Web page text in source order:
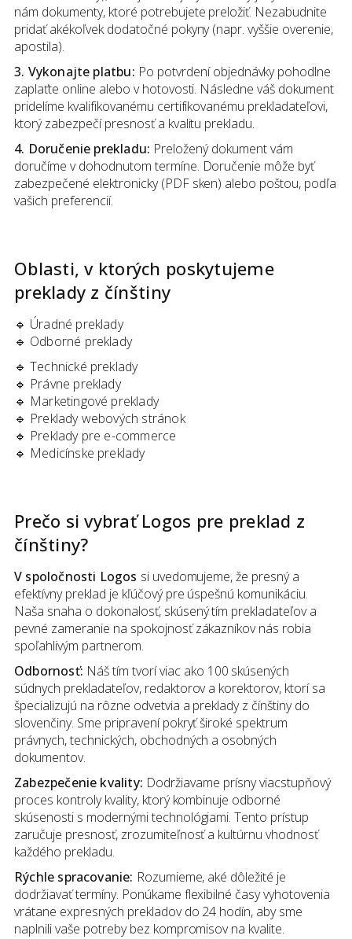
nám dokumenty, ktoré potrebujete preložiť. Nezabudnite
pridať akékoľvek dodatočné pokyny (napr. vyššie overenie,
apostila).
3. Vykonajte platbu: Po potvrdení objednávky pohodlne
zaplaťte online alebo v hotovosti. Následne váš dokument
pridelíme kvalifikovanému certifikovanému prekladateľovi,
ktorý zabezpečí presnosť a kvalitu prekladu.
4. Doručenie prekladu: Preložený dokument vám
doručíme v dohodnutom termíne. Doručenie môže byť
zabezpečené elektronicky (PDF sken) alebo poštou, podľa
vašich preferencií.
Oblasti, v ktorých poskytujeme
preklady z čínštiny
🔹 Úradné preklady
🔹 Odborné preklady
🔹 Technické preklady
🔹 Právne preklady
🔹 Marketingové preklady
🔹 Preklady webových stránok
🔹 Preklady pre e-commerce
🔹 Medicínske preklady
Prečo si vybrať Logos pre preklad z
čínštiny?
V spoločnosti Logos si uvedomujeme, že presný a
efektívny preklad je kľúčový pre úspešnú komunikáciu.
Naša snaha o dokonalosť, skúsený tím prekladateľov a
pevné zameranie na spokojnosť zákazníkov nás robia
spoľahlivým partnerom.
Odbornosť: Náš tím tvorí viac ako 100 skúsených
súdnych prekladateľov, redaktorov a korektorov, ktorí sa
špecializujú na rôzne odvetvia a preklady z čínštiny do
slovenčiny. Sme pripravení pokryť široké spektrum
právnych, technických, obchodných a osobných
dokumentov.
Zabezpečenie kvality: Dodržiavame prísny viacstupňový
proces kontroly kvality, ktorý kombinuje odborné
skúsenosti s modernými technológiami. Tento prístup
zaručuje presnosť, zrozumiteľnosť a kultúrnu vhodnosť
každého prekladu.
Rýchle spracovanie: Rozumieme, aké dôležité je
dodržiavať termíny. Ponúkame flexibilné časy vyhotovenia
vrátane expresných prekladov do 24 hodín, aby sme
naplnili vaše potreby bez kompromisov na kvalite.